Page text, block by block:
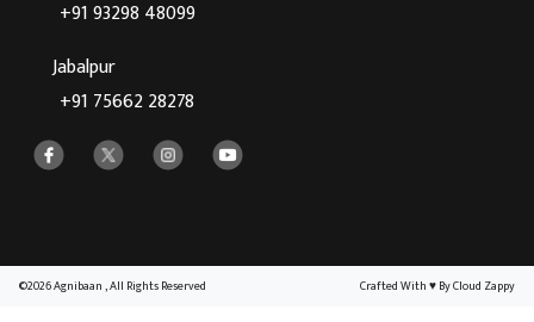
+91 93298 48099
Jabalpur
+91 75662 28278
©2026 Agnibaan , All Rights Reserved Crafted With♥By Cloud Zappy